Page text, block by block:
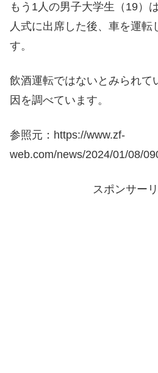
もう1人の男子大学生（19）
人式に出席した後、車を運
す。
飲酒運転ではないとみられて
因を調べています。
参照元：https://www.zf-
web.com/news/2024/01/08/
スポンサー